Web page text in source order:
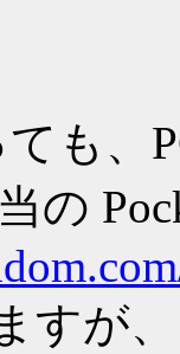
も、
の
すが